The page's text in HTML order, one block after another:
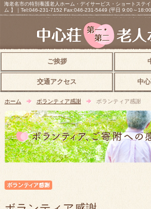
海老名市の特別養護老人ホーム・デイサービス・ショートステ
ム 】｜Tel:046-231-7152 Fax:046-231-5449 (平日 9:00～
ご挨拶
交通アクセス 中
ホーム ボランティア感謝 ボランティア感謝